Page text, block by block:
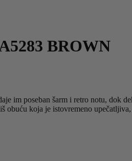
BROWN
im poseban šarm i retro notu, dok
obuću koja je istovremeno